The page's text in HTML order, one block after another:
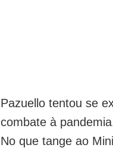
Pazuello tentou se
combate à
No que tange ao